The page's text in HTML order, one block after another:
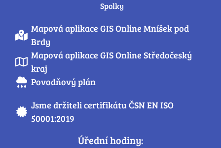
Spolky
Mapová aplikace GIS Online Mníšek pod
Brdy
Mapová aplikace GIS Online Středočeský
kraj
Povodňový plán
Jsme držiteli certifikátu ČSN EN ISO
50001:2019
Úřední hodiny: